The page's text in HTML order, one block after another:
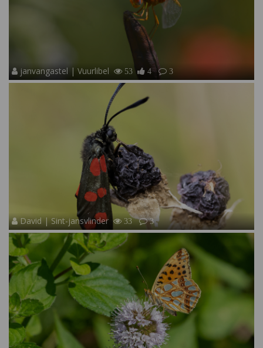
janvangastel | Vuurlibel 53 4 3
David | Sint-jansvlinder 33 3